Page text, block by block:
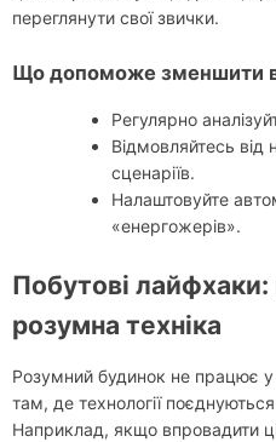
переглянути свої звички.
Що допоможе зменшити
Регулярно
Відмовляйтесь від
сценаріїв.
Налаштовуйте
«енергожерів».
Побутові лайфхаки:
розумна техніка
Розумний будинок не працює у
там, де технології
Наприклад, якщо впровадити